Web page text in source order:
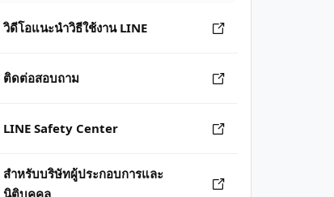
วิดีโอแนะนำวิธีใช้งาน LINE
ติดต่อสอบถาม
LINE Safety Center
สำหรับบริษัทผู้ประกอบการและ
นิติบุคคล